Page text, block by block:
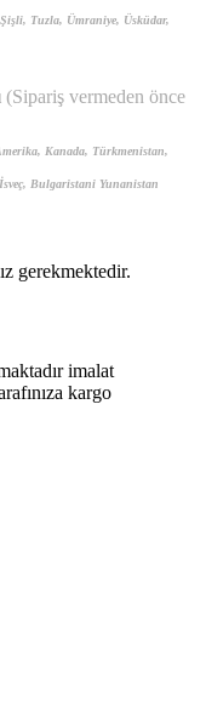
Tuzla, Ümraniye, Üsküdar,
(Sipariş vermeden önce
Kanada, Türkmenistan,
Bulgaristani Yunanistan
gerekmektedir.
imalat
kargo